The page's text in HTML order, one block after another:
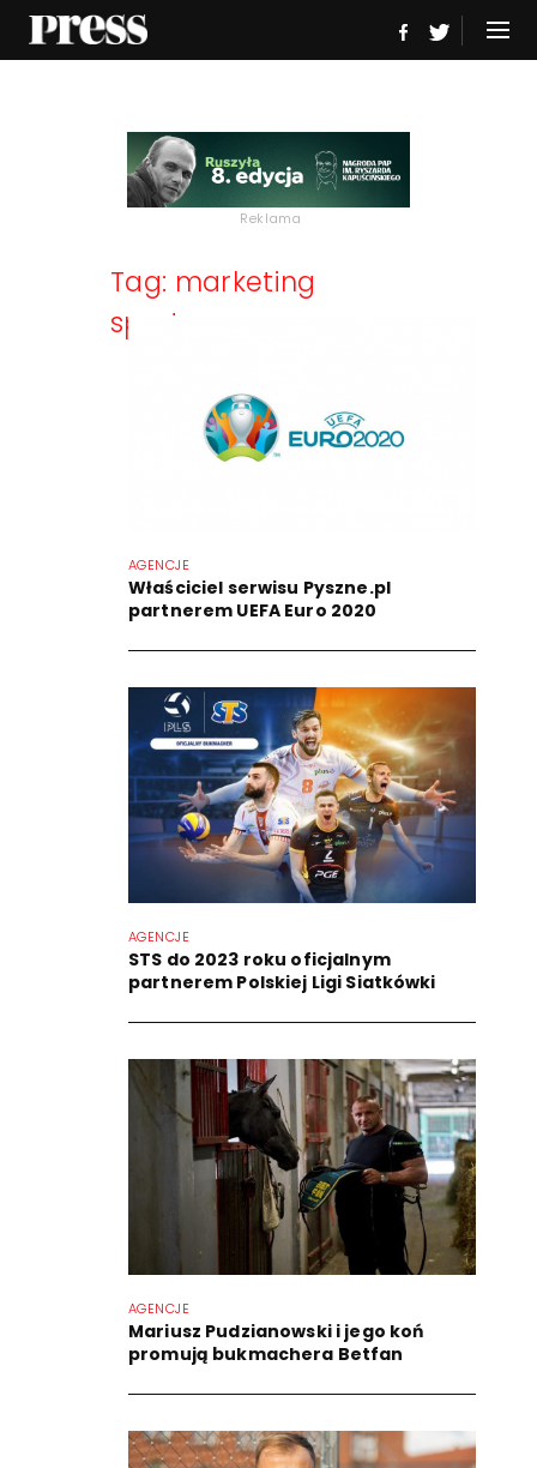
Reklama
Tag: marketing
sportowy
AGENCJE
Właściciel serwisu Pyszne.pl
partnerem UEFA Euro 2020
AGENCJE
STS do 2023 roku oficjalnym
partnerem Polskiej Ligi Siatkówki
AGENCJE
Mariusz Pudzianowski i jego koń
promują bukmachera Betfan